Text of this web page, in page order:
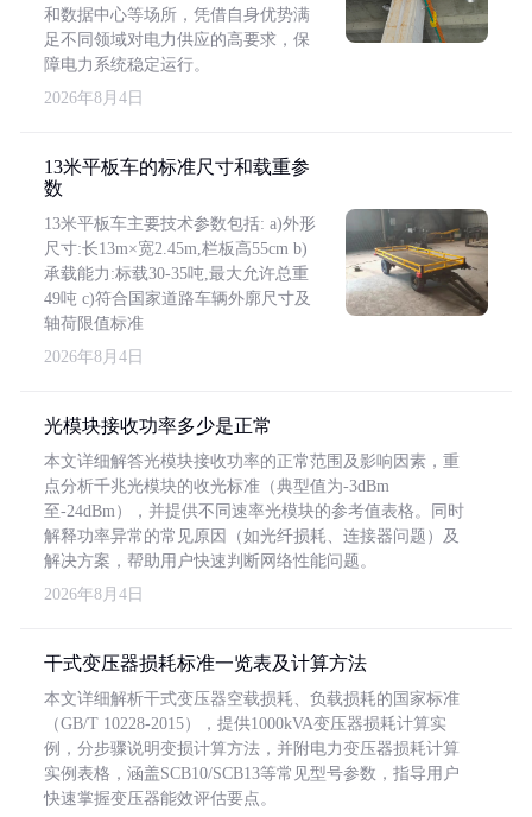
和数据中心等场所，凭借自身优势满
足不同领域对电力供应的高要求，保
障电力系统稳定运行。
2026年8月4日
13米平板车的标准尺寸和载重参
数
13米平板车主要技术参数包括: a)外形
尺寸:长13m×宽2.45m,栏板高55cm b)
承载能力:标载30-35吨,最大允许总重
49吨 c)符合国家道路车辆外廓尺寸及
轴荷限值标准
2026年8月4日
光模块接收功率多少是正常
本文详细解答光模块接收功率的正常范围及影响因素，重
点分析千兆光模块的收光标准（典型值为-3dBm
至-24dBm），并提供不同速率光模块的参考值表格。同时
解释功率异常的常见原因（如光纤损耗、连接器问题）及
解决方案，帮助用户快速判断网络性能问题。
2026年8月4日
干式变压器损耗标准一览表及计算方法
本文详细解析干式变压器空载损耗、负载损耗的国家标准
（GB/T 10228-2015），提供1000kVA变压器损耗计算实
例，分步骤说明变损计算方法，并附电力变压器损耗计算
实例表格，涵盖SCB10/SCB13等常见型号参数，指导用户
快速掌握变压器能效评估要点。